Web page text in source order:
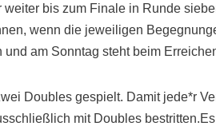
bis zum Finale in Runde
wenn die jeweiligen
am Sonntag steht beim
Doubles gespielt. Damit jede*r
mit Doubles